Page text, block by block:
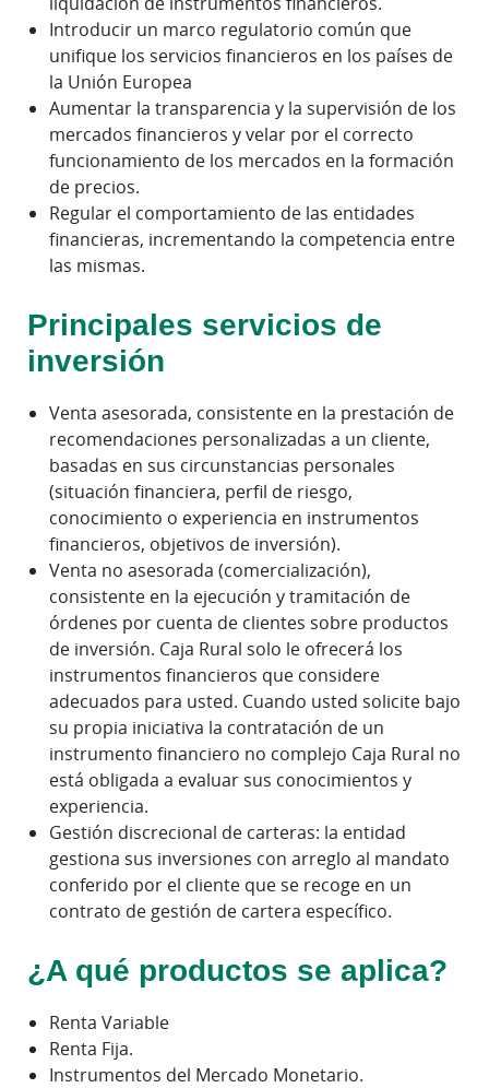
Introducir un marco regulatorio común que
unifique los servicios financieros en los países de
la Unión Europea
Aumentar la transparencia y la supervisión de los
mercados financieros y velar por el correcto
funcionamiento de los mercados en la formación
de precios.
Regular el comportamiento de las entidades
financieras, incrementando la competencia entre
las mismas.
Principales servicios de
inversión
Venta asesorada, consistente en la prestación de
recomendaciones personalizadas a un cliente,
basadas en sus circunstancias personales
(situación financiera, perfil de riesgo,
conocimiento o experiencia en instrumentos
financieros, objetivos de inversión).
Venta no asesorada (comercialización),
consistente en la ejecución y tramitación de
órdenes por cuenta de clientes sobre productos
de inversión. Caja Rural solo le ofrecerá los
instrumentos financieros que considere
adecuados para usted. Cuando usted solicite bajo
su propia iniciativa la contratación de un
instrumento financiero no complejo Caja Rural no
está obligada a evaluar sus conocimientos y
experiencia.
Gestión discrecional de carteras: la entidad
gestiona sus inversiones con arreglo al mandato
conferido por el cliente que se recoge en un
contrato de gestión de cartera específico.
¿A qué productos se aplica?
Renta Variable
Renta Fija.
Instrumentos del Mercado Monetario.